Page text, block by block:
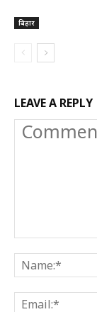
बिहार
LEAVE A REPLY